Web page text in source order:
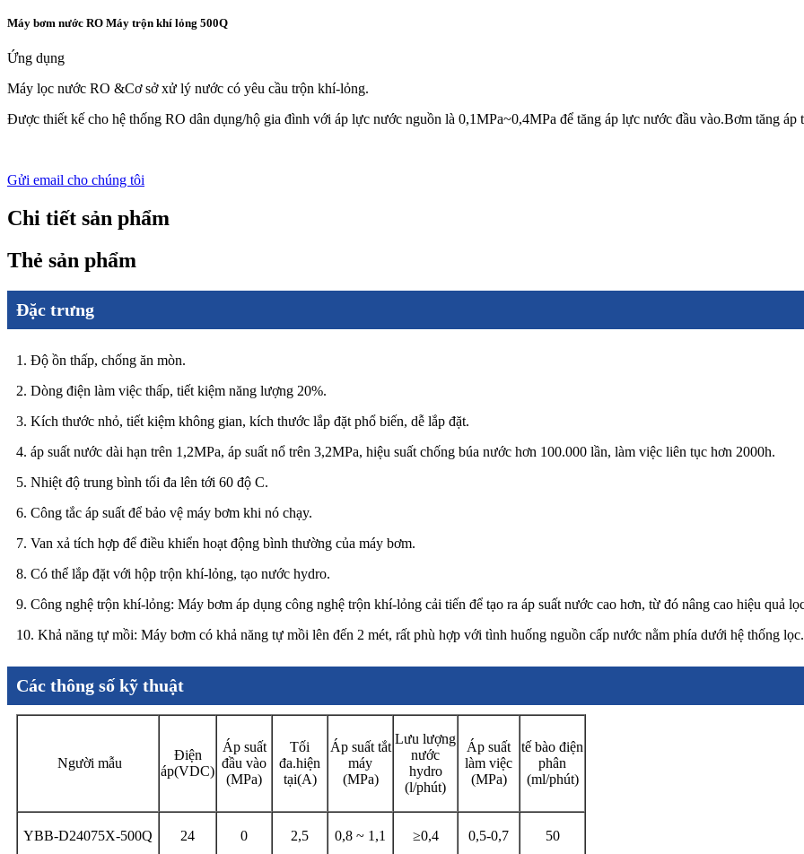
Máy bơm nước RO Máy trộn khí lỏng 500Q
Ứng dụng
Máy lọc nước RO &Cơ sở xử lý nước có yêu cầu trộn khí-lỏng.
Được thiết kế cho hệ thống RO dân dụng/hộ gia đình với áp lực nước nguồn là 0,1MPa~0,4MPa để tăng áp lực nước đầu vào.Bơm tăng
Gửi email cho chúng tôi
Chi tiết sản phẩm
Thẻ sản phẩm
Đặc trưng
1. Độ ồn thấp, chống ăn mòn.
2. Dòng điện làm việc thấp, tiết kiệm năng lượng 20%.
3. Kích thước nhỏ, tiết kiệm không gian, kích thước lắp đặt phổ biến, dễ lắp đặt.
4. áp suất nước dài hạn trên 1,2MPa, áp suất nổ trên 3,2MPa, hiệu suất chống búa nước hơn 100.000 lần, làm việc liên tục hơn 2000h.
5. Nhiệt độ trung bình tối đa lên tới 60 độ C.
6. Công tắc áp suất để bảo vệ máy bơm khi nó chạy.
7. Van xả tích hợp để điều khiển hoạt động bình thường của máy bơm.
8. Có thể lắp đặt với hộp trộn khí-lỏng, tạo nước hydro.
9. Công nghệ trộn khí-lỏng: Máy bơm áp dụng công nghệ trộn khí-lỏng cải tiến để tạo ra áp suất nước cao hơn, từ đó nâng cao hiệu quả
10. Khả năng tự mồi: Máy bơm có khả năng tự mồi lên đến 2 mét, rất phù hợp với tình huống nguồn cấp nước nằm phía dưới hệ thống lọc.
Các thông số kỹ thuật
Người mẫu
Điện
áp(VDC)
Áp suất
đầu vào
(MPa)
Tối
đa.hiện
tại(A)
Áp suất tắt
máy
(MPa)
Lưu lượng
nước
hydro
(l/phút)
Áp suất
làm việc
(MPa)
tế bào điện
phân
(ml/phút)
YBB-D24075X-500Q 24 0 2,5 0,8 ~ 1,1 ≥0,4 0,5-0,7 50